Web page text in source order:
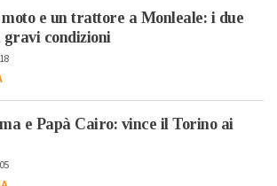
e un trattore a Monleale: i due
gravi condizioni
e Papà Cairo: vince il Torino ai